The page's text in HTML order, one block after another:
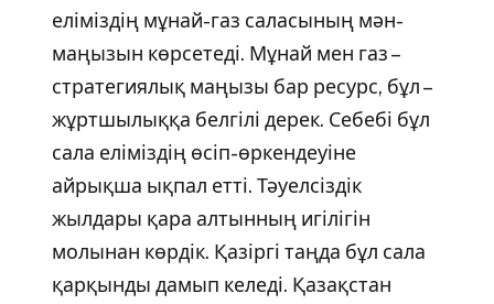
еліміздің мұнай-газ саласының мән-
маңызын көрсетеді. Мұнай мен газ –
стратегиялық маңызы бар ресурс, бұл –
жұртшылыққа белгілі дерек. Себебі бұл
сала еліміздің өсіп-өркендеуіне
айрықша ықпал етті. Тәуелсіздік
жылдары қара алтынның игілігін
молынан көрдік. Қазіргі таңда бұл сала
қарқынды дамып келеді. Қазақстан